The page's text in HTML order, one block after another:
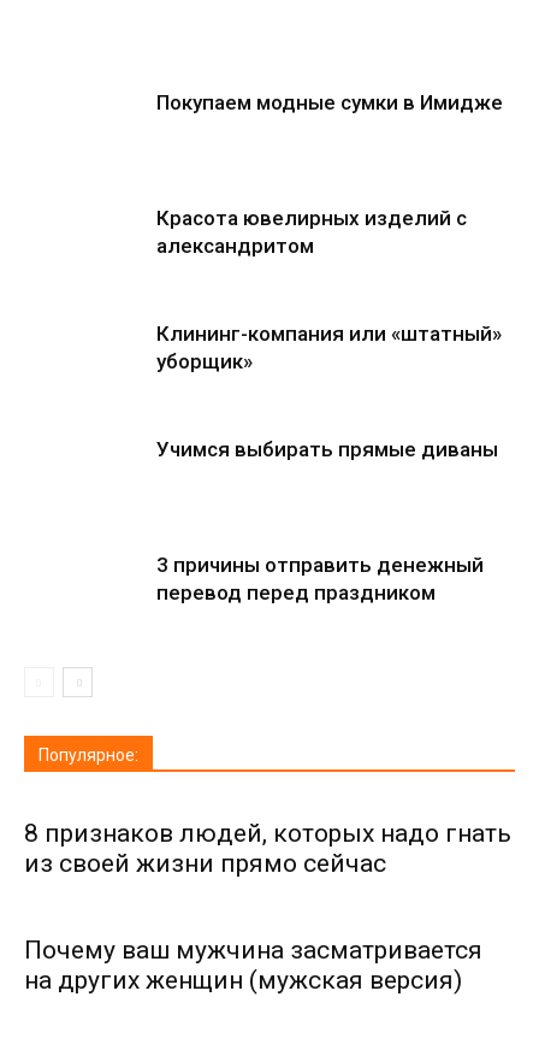
Покупаем модные сумки в Имидже
Красота ювелирных изделий с
александритом
Клининг-компания или «штатный»
уборщик»
Учимся выбирать прямые диваны
3 причины отправить денежный
перевод перед праздником
Популярное:
8 признаков людей, которых надо гнать
из своей жизни прямо сейчас
Почему ваш мужчина засматривается
на других женщин (мужская версия)